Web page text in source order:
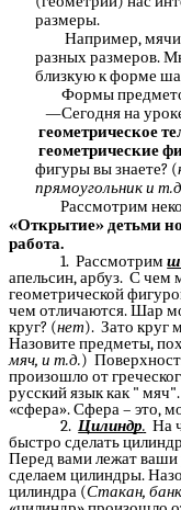
размеры.
Например, мячи
разных размеров.
близкую к форме
Формы
―Сегодня на
геометрическое
геометрические
фигуры вы знаете? (
прямоугольник и
Рассмотрим
«Открытие» детьми
работа.
1. Рассмотрим
апельсин, арбуз. С чем
геометрической
чем отличаются. Шар
круг? (нет). Зато круг
Назовите предметы,
мяч, и т.д.)
произошло от
русский язык как "
«сфера». Сфера – это,
2.Цилиндр. На
быстро сделать
Перед вами лежат ваши
сделаем цилиндры.
цилиндра (Стакан,